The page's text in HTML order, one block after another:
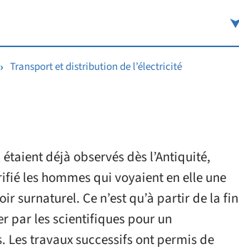
Transport et distribution de l’électricité
déjà observés dès l’Antiquité,
les hommes qui voyaient en elle une
surnaturel. Ce n’est qu’à partir de la fin
par les scientifiques pour un
travaux successifs ont permis de